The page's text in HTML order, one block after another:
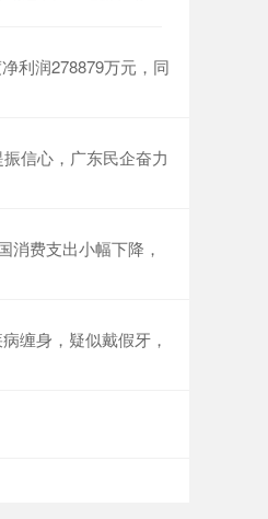
利润278879万元，同
信心，广东民企奋力
消费支出小幅下降，
缠身，疑似戴假牙，